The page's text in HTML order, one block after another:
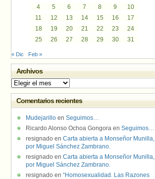
4
5 6 7 8 9
10
11
12 13 14 15 16
17
18
19 20 21 22 23
24
25
26 27 28 29 30 31
« Dic Feb »
Archivos
Archivos
Comentarios recientes
Mudejarillo en Seguimos…
Ricardo Alonso Ochoa Gongora en Seguimos…
resignado en Carta abierta a Monseñor Munilla,
por Miguel Sánchez Zambrano.
resignado en Carta abierta a Monseñor Munilla,
por Miguel Sánchez Zambrano.
resignado en “Homosexualidad. Las Razones